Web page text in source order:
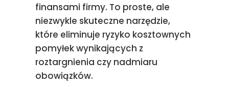
finansami firmy. To proste, ale
niezwykle skuteczne narzędzie,
które eliminuje ryzyko kosztownych
pomyłek wynikających z
roztargnienia czy nadmiaru
obowiązków.